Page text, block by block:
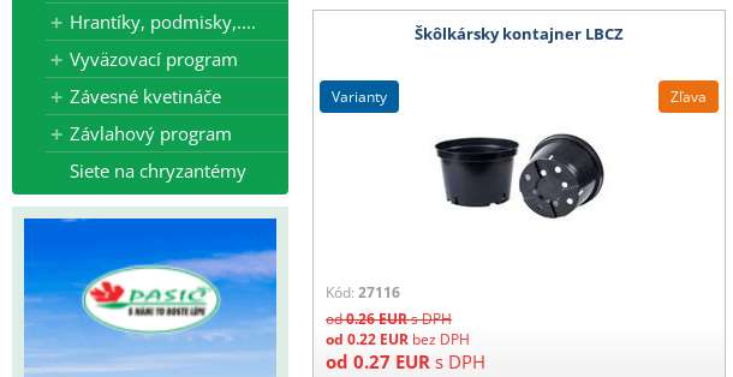
Hrantíky, podmisky,....
Vyväzovací program
Závesné kvetináče
Závlahový program
Siete na chryzantémy
Škôlkársky kontajner LBCZ
Kód: 27116
od0.26EURs DPH
Zľava
od 0.22 EUR bez DPH
od 0.27 EUR s DPH
varianty